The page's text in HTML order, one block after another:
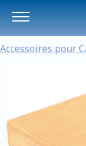
Accessoires pour